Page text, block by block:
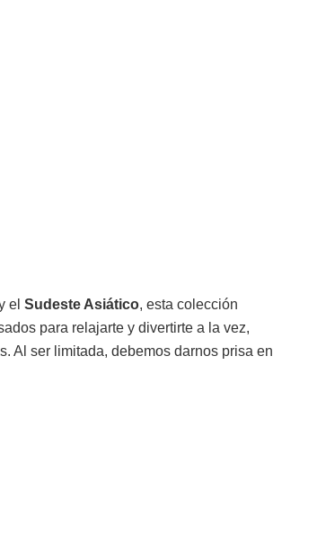
el Sudeste Asiático, esta colección
para relajarte y divertirte a la vez,
Al ser limitada, debemos darnos prisa en